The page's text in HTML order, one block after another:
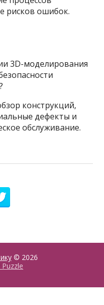
рисков ошибок.
3D-моделирования
конструкций,
дефекты и
обслуживание.
© 2026
Puzzle